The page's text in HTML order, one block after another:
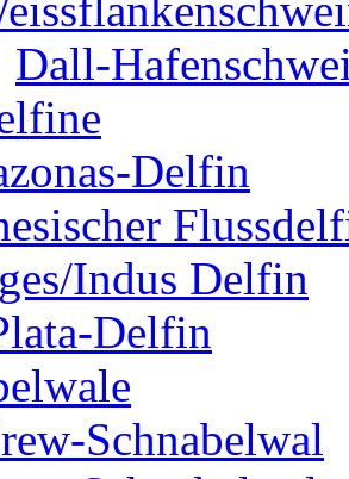
Dall-
Delfin
Indus Delfin
Delfin
Schnabelwal